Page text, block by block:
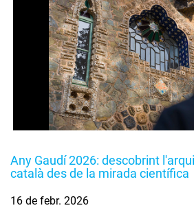
Any Gaudí 2026: descobrint
català des de la mirada científica
16 de febr. 2026